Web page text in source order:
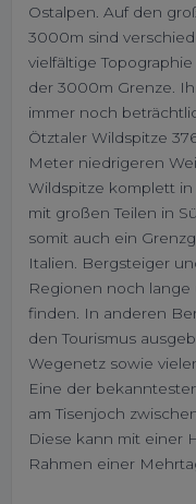
Ostalpen. Auf den
3000m sind
vielfältige
der 3000m Grenze.
immer noch
Ötztaler Wildspitze
Meter niedrigeren
Wildspitze komplett
mit großen Teilen in
somit auch ein
Italien. Bergsteiger
Regionen noch
finden. In anderen
den Tourismus
Wegenetz sowie
Eine der
am Tisenjoch
Diese kann mit einer
Rahmen einer